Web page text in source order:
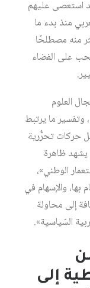
استعصى عليهم
منذ بدء ما
منه مصطلحًا
على الفضاء
العلوم
وتفسير ما يرتبط
حركات تحرُّرية
يشهد ظاهرة
الوطني»،
والإسهام في
إلى محاولة
السّياسية».
إلى